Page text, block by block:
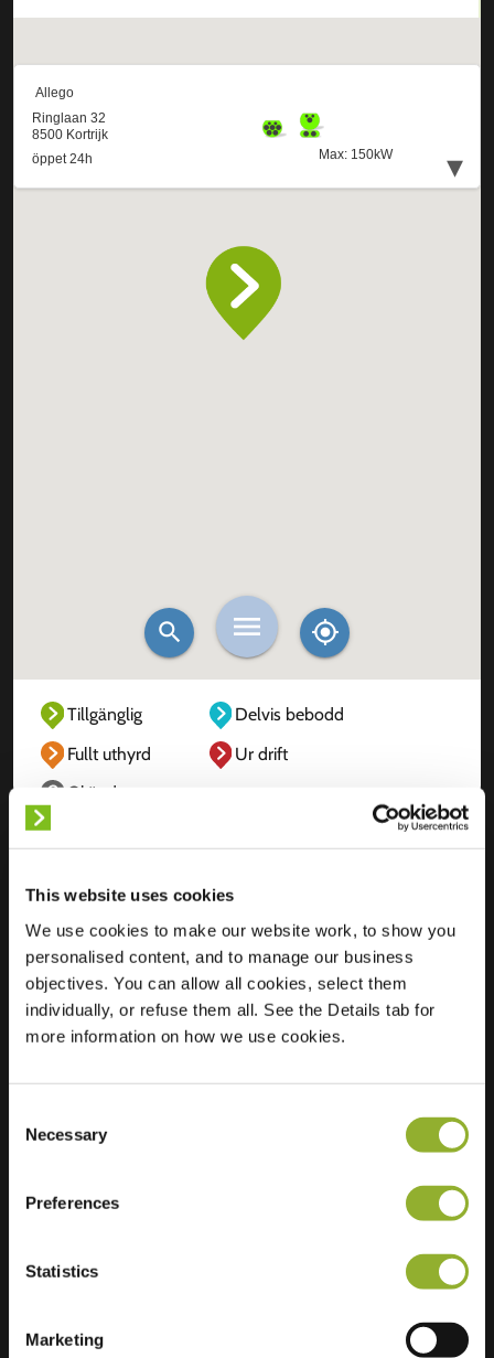
This website uses cookies
We use cookies to make our website work, to show you
personalised content, and to manage our business
objectives. You can allow all cookies, select them
individually, or refuse them all. See the Details tab for
more information on how we use cookies.
Selection
Necessary
Preferences
Statistics
Marketing
Tillgänglig
Delvis bebodd
Fullt uthyrd
Ur drift
Okänd
Plats
Ringlaan 32
8500 Kortrijk
Belgien
Ultra-Fast
2 of 2 available
Ytterligare information